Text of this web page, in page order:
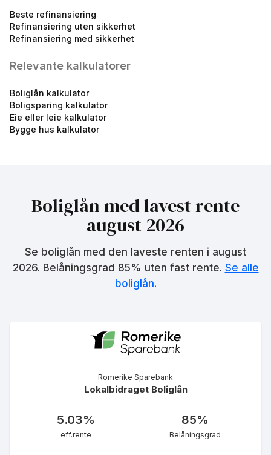
LOfavør Boliglån Ung 34 år
eff.rente
5.19%
eff.rente
Beste refinansiering
Refinansiering uten sikkerhet
Refinansiering med sikkerhet
Relevante kalkulatorer
Boliglån kalkulator
Boligsparing kalkulator
Eie eller leie kalkulator
Bygge hus kalkulator
Boliglån med lavest rente
august 2026
Se boliglån med den laveste renten i august
2026. Belåningsgrad 85% uten fast rente. Se alle
boliglån.
Romerike Sparebank
Lokalbidraget Boliglån
5.03%
eff.rente
85%
Belåningsgrad